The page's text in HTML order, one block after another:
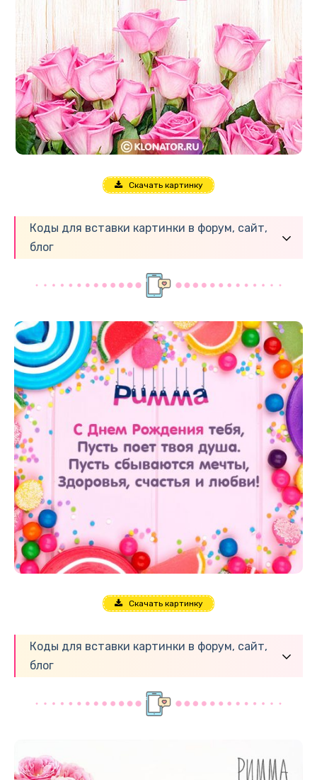
Скачать картинку
Коды для вставки картинки в форум, сайт,
блог
Скачать картинку
Коды для вставки картинки в форум, сайт,
блог